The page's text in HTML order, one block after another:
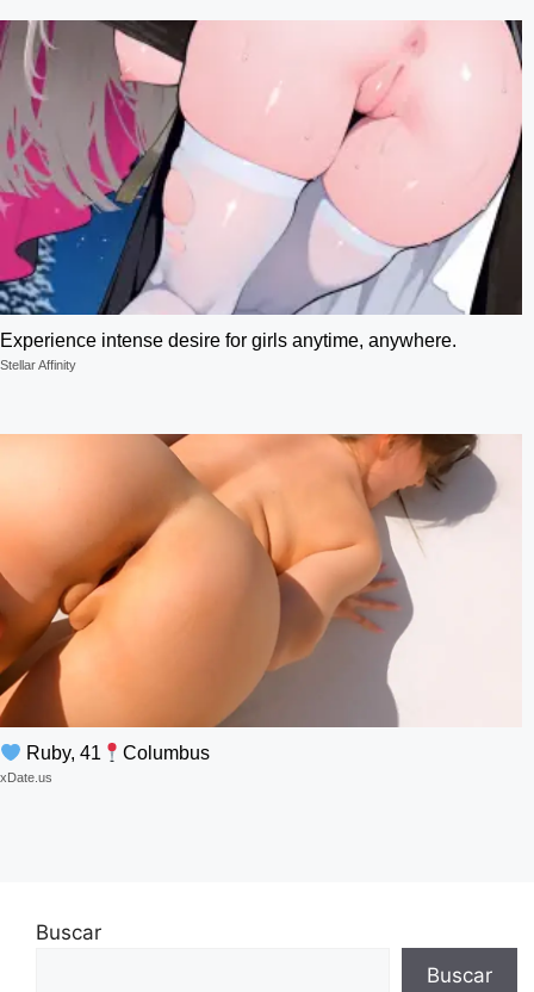
Experience intense desire for girls anytime, anywhere.
Stellar Affinity
Ruby, 41 Columbus
xDate.us
Buscar
Buscar